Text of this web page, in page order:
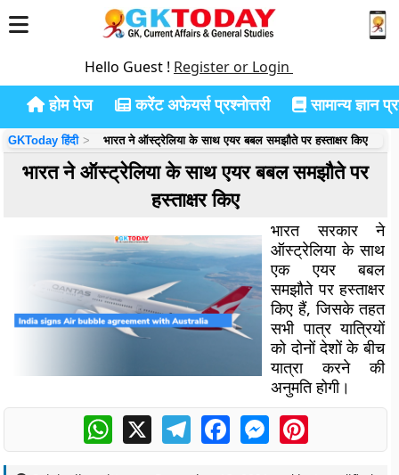
Hello Guest ! Register or Login
होम पेज करेंट अफेयर्स प्रश्नोत्तरी सामान्य ज्ञान
GKToday हिंदी भारत ने ऑस्ट्रेलिया के साथ एयर बबल समझौते पर हस्ताक्षर किए
भारत ने ऑस्ट्रेलिया के साथ एयर बबल समझौते पर
हस्ताक्षर किए
भारत सरकार ने
ऑस्ट्रेलिया के साथ
एक एयर बबल
समझौते पर हस्ताक्षर
किए हैं, जिसके तहत
सभी पात्र यात्रियों
को दोनों देशों के बीच
यात्रा करने की
अनुमति होगी।
WhatsApp
X TelegramFacebookMessengerPinterest